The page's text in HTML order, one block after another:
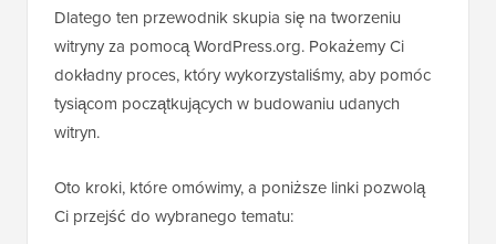
Dlatego ten przewodnik skupia się na tworzeniu
witryny za pomocą WordPress.org. Pokażemy Ci
dokładny proces, który wykorzystaliśmy, aby pomóc
tysiącom początkujących w budowaniu udanych
witryn.
Oto kroki, które omówimy, a poniższe linki pozwolą
Ci przejść do wybranego tematu: